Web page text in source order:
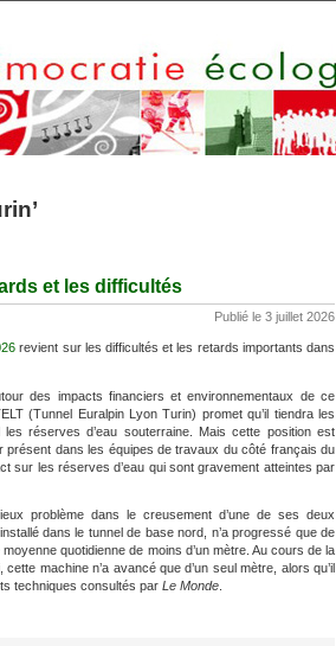
et les difficultés
Publié le 3 juillet 2026
revient sur les difficultés et les retards importants dans
des impacts financiers et environnementaux de ce
(Tunnel Euralpin Lyon Turin) promet qu’il tiendra les
réserves d’eau souterraine. Mais cette position est
présent dans les équipes de travaux du côté français du
sur les réserves d’eau qui sont gravement atteintes par
problème dans le creusement d’une de ses deux
dans le tunnel de base nord, n’a progressé que de
quotidienne de moins d’un mètre. Au cours de la
machine n’a avancé que d’un seul mètre, alors qu’il
techniques consultés par Le Monde